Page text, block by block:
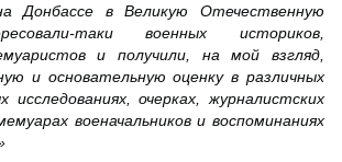
Донбассе в Великую Отечественную
таки военных историков,
и получили, на мой взгляд,
и основательную оценку в различных
исследованиях, очерках, журналистских
военачальников и воспоминаниях